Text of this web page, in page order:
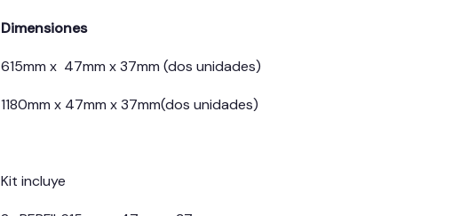
Dimensiones
615mm x 47mm x 37mm (dos unidades)
1180mm x 47mm x 37mm(dos unidades)
Kit incluye